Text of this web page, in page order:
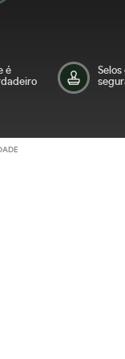
é
Selos